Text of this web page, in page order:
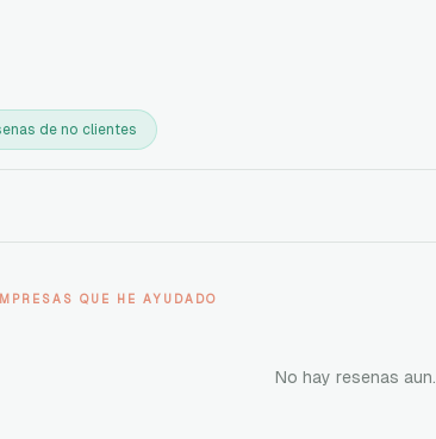
de no clientes
QUE HE AYUDADO
No hay resenas aun.